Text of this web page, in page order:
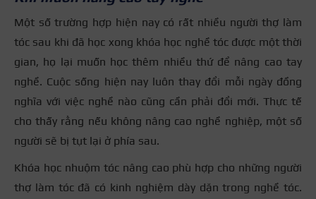
Một số trường hợp hiện nay có rất nhiều người thợ làm
tóc sau khi đã học xong khóa học nghề tóc được một thời
gian, họ lại muốn học thêm nhiều thứ để nâng cao tay
nghề. Cuộc sống hiện nay luôn thay đổi mỗi ngày đồng
nghĩa với việc nghề nào cũng cần phải đổi mới. Thực tế
cho thấy rằng nếu không nâng cao nghề nghiệp, một số
người sẽ bị tụt lại ở phía sau.
Khóa học nhuộm tóc nâng cao phù hợp cho những người
thợ làm tóc đã có kinh nghiệm dày dặn trong nghề tóc.